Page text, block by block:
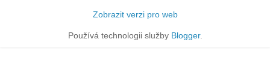
Zobrazit verzi pro web
Používá technologii služby Blogger.